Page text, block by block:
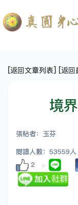
[返回文章列表] [返回
境
張貼者：玉芬
閱讀人數：53559
2